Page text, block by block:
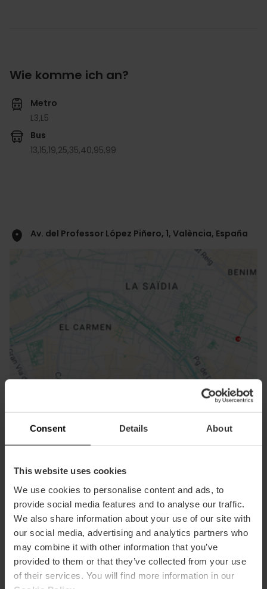
Consent Details About
This website uses cookies
We use cookies to personalise content and ads, to
provide social media features and to analyse our traffic.
We also share information about your use of our site with
our social media, advertising and analytics partners who
may combine it with other information that you’ve
provided to them or that they’ve collected from your use
of their services. You will find more information in our
Wie komme ich an?
Metro
L3,L5
Bus
13,15,19,25,35,40,95,99
Av. del Professor López Piñero, 1, València, España
Richtungen